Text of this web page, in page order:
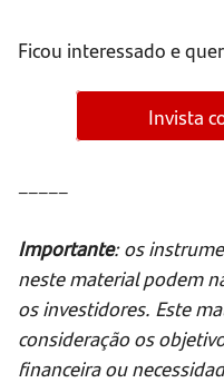
Ficou interessado e
Invista
Importante: os
neste material podem
os investidores. Este
consideração os
financeira ou